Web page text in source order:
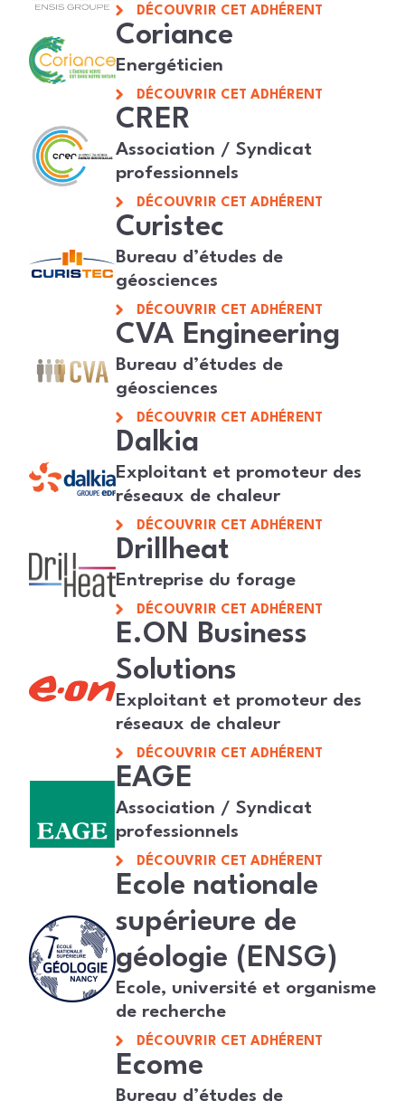
DÉCOUVRIR CET ADHÉRENT
Coriance
Energéticien
DÉCOUVRIR CET ADHÉRENT
CRER
Association / Syndicat
professionnels
DÉCOUVRIR CET ADHÉRENT
Curistec
Bureau d’études de
géosciences
DÉCOUVRIR CET ADHÉRENT
CVA Engineering
Bureau d’études de
géosciences
DÉCOUVRIR CET ADHÉRENT
Dalkia
Exploitant et promoteur des
réseaux de chaleur
DÉCOUVRIR CET ADHÉRENT
Drillheat
Entreprise du forage
DÉCOUVRIR CET ADHÉRENT
E.ON Business
Solutions
Exploitant et promoteur des
réseaux de chaleur
DÉCOUVRIR CET ADHÉRENT
EAGE
Association / Syndicat
professionnels
DÉCOUVRIR CET ADHÉRENT
Ecole nationale
supérieure de
géologie (ENSG)
Ecole, université et organisme
de recherche
DÉCOUVRIR CET ADHÉRENT
Ecome
Bureau d’études de